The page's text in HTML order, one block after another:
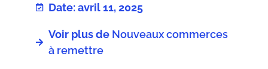
Date: avril 11, 2025
Voir plus de Nouveaux commerces
à remettre